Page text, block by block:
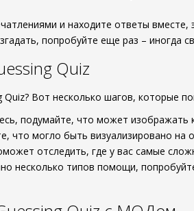
и находите ответы
попробуйте еще раз – иногда
Quiz
Вот несколько шагов, которые
подумайте, что может изображать
что могло быть визуализировано на
отследить, где у вас самые
несколько типов помощи,